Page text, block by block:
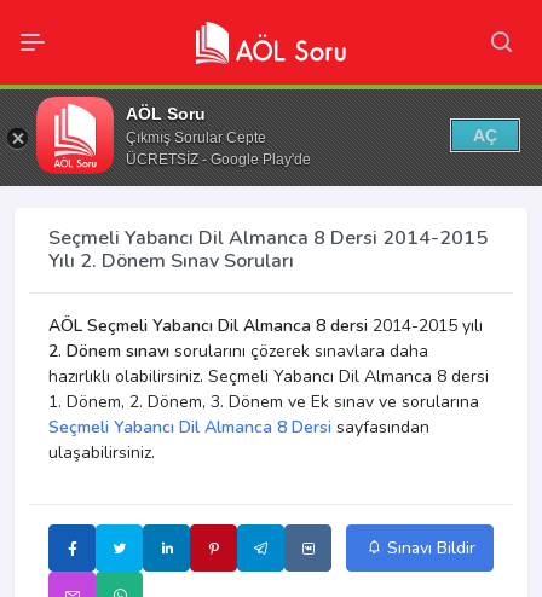
AÖL Soru
Çıkmış Sorular Cepte
ÜCRETSİZ - Google Play'de
AÇ
Seçmeli Yabancı Dil Almanca 8 Dersi 2014-2015
Yılı 2. Dönem Sınav Soruları
AÖL Seçmeli Yabancı Dil Almanca 8 dersi 2014-2015 yılı
2. Dönem sınavı sorularını çözerek sınavlara daha
hazırlıklı olabilirsiniz. Seçmeli Yabancı Dil Almanca 8 dersi
1. Dönem, 2. Dönem, 3. Dönem ve Ek sınav ve sorularına
Seçmeli Yabancı Dil Almanca 8 Dersi sayfasından
ulaşabilirsiniz.
Sınavı Bildir